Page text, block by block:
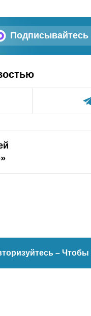
Подписывайтесь
– Чтобы